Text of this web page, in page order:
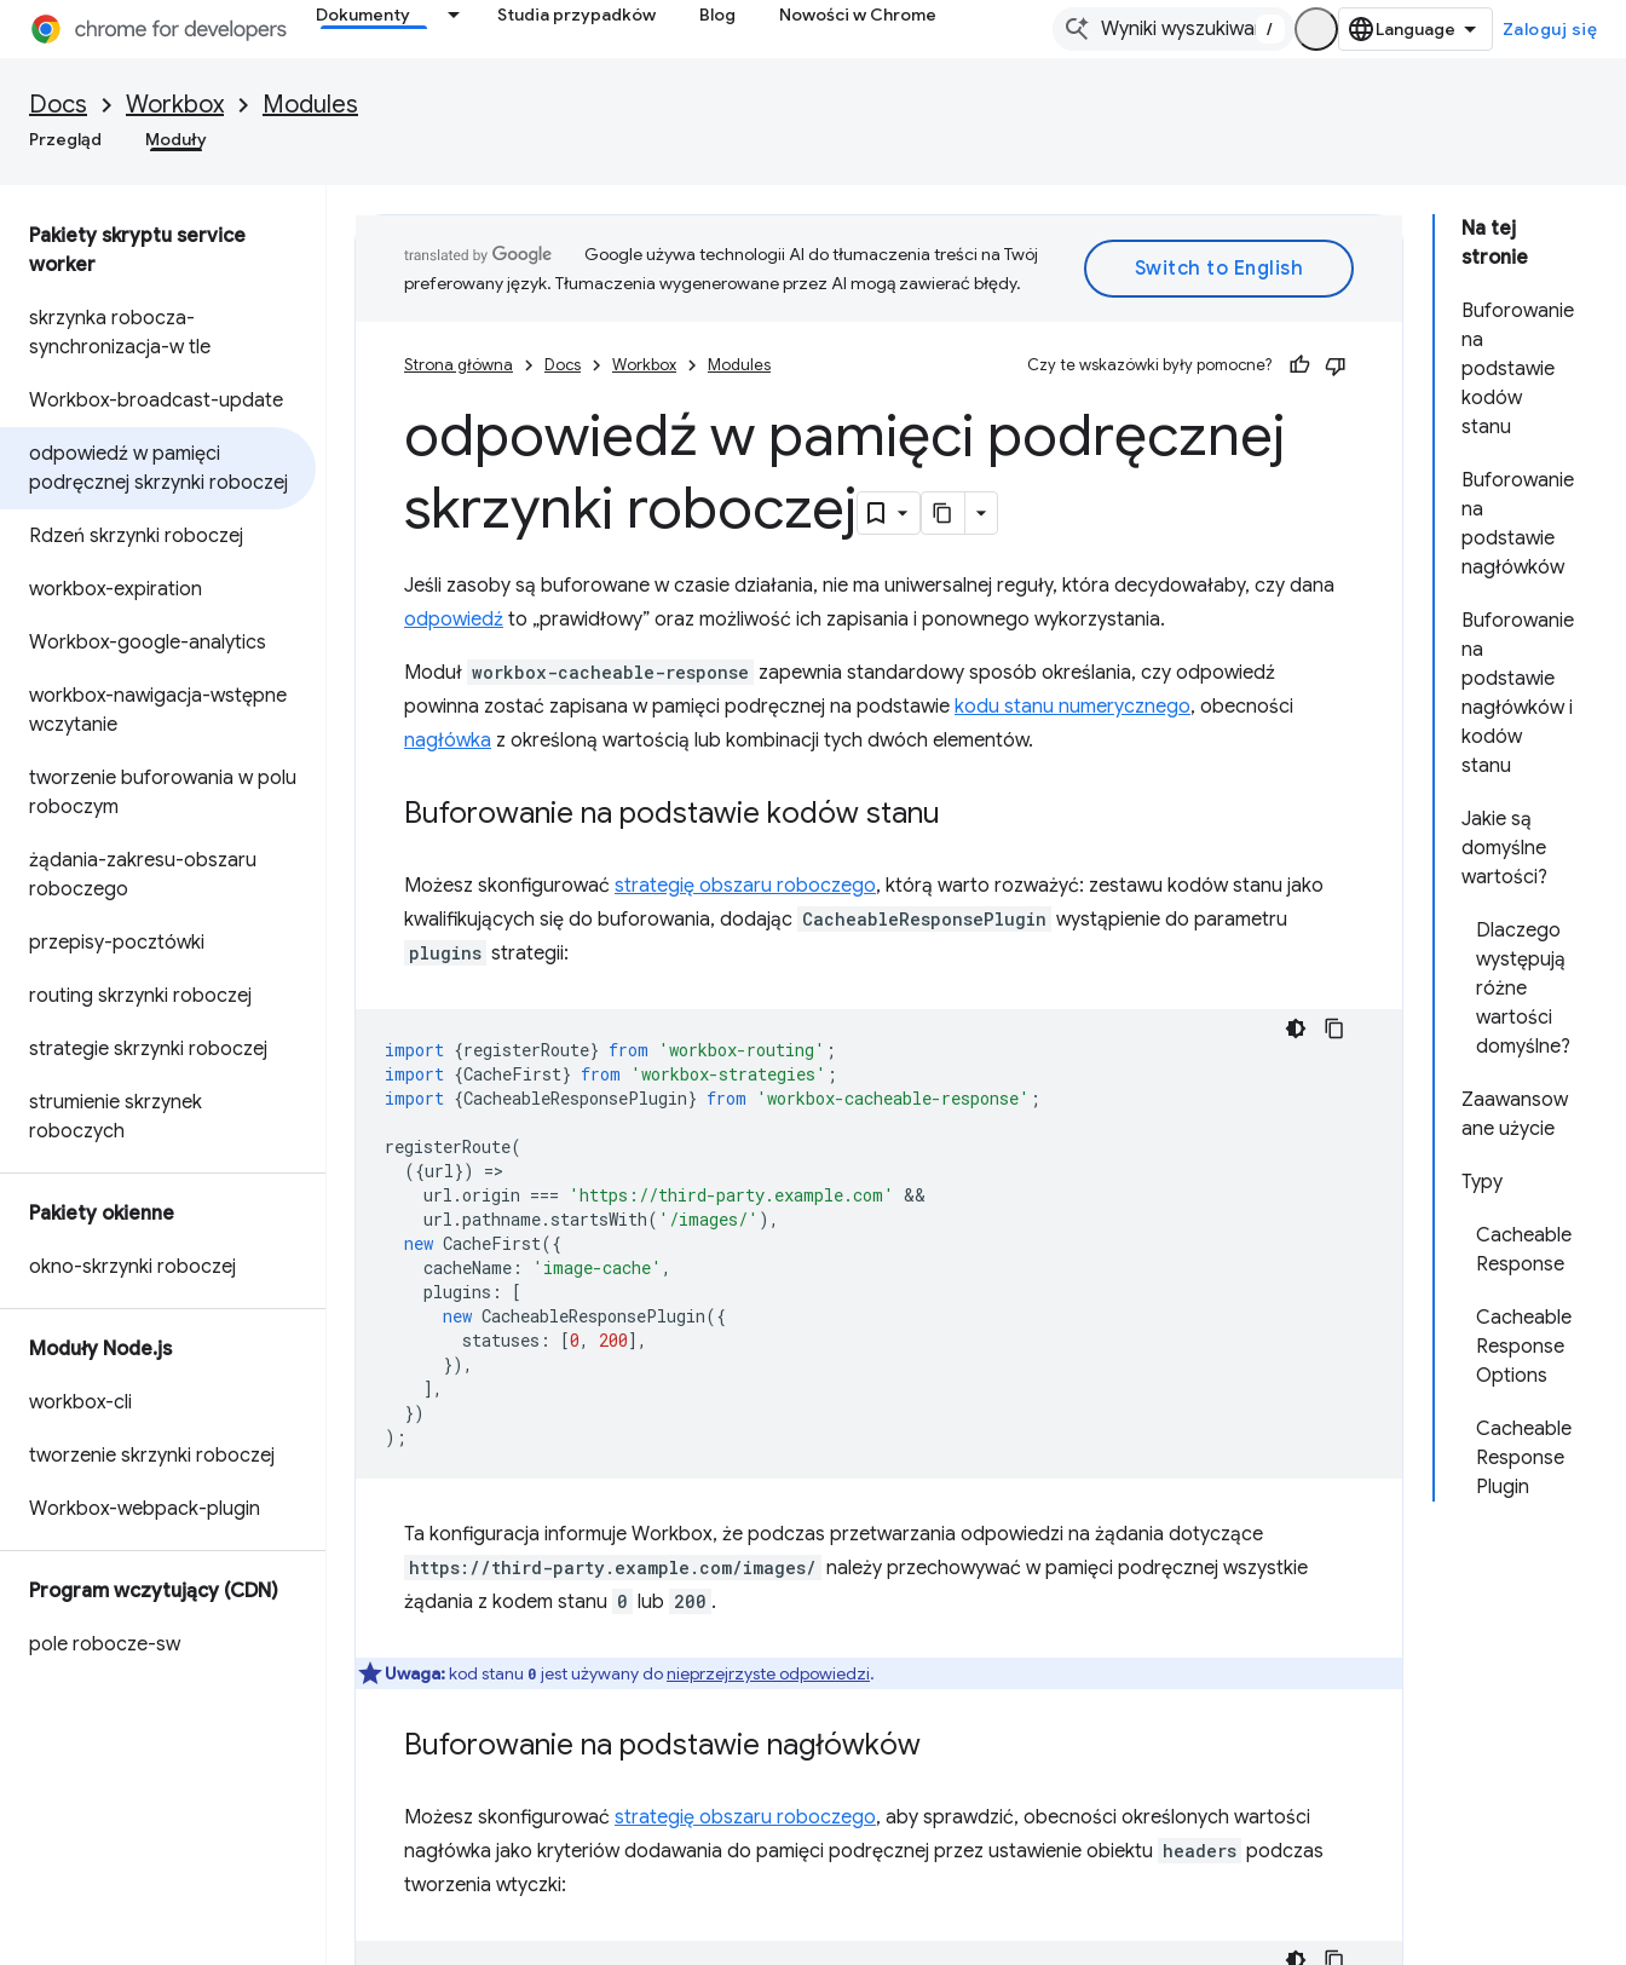
Dokumenty Studia przypadków Blog Nowości w Chrome
/ Zaloguj się
Docs Workbox Modules
Przegląd Moduły
Pakiety skryptu service
worker
skrzynka robocza-
synchronizacja-w tle
Workbox-broadcast-update
odpowiedź w pamięci
podręcznej skrzynki roboczej
Rdzeń skrzynki roboczej
workbox-expiration
Workbox-google-analytics
workbox-nawigacja-wstępne
wczytanie
tworzenie buforowania w polu
roboczym
żądania-zakresu-obszaru
roboczego
przepisy-pocztówki
routing skrzynki roboczej
strategie skrzynki roboczej
strumienie skrzynek
roboczych
Pakiety okienne
okno-skrzynki roboczej
Moduły Node.js
workbox-cli
tworzenie skrzynki roboczej
Workbox-webpack-plugin
Program wczytujący (CDN)
pole robocze-sw
Na tej
stronie
Buforowanie
na
podstawie
kodów
stanu
Buforowanie
na
podstawie
nagłówków
Buforowanie
na
podstawie
nagłówków i
kodów
stanu
Jakie są
domyślne
wartości?
Dlaczego
występują
różne
wartości
domyślne?
Zaawansow
ane użycie
Typy
Cacheable
Response
Cacheable
Response
Options
Cacheable
Response
Plugin
Google używa technologii AI do tłumaczenia treści na Twój
preferowany język. Tłumaczenia wygenerowane przez AI mogą zawierać błędy.
Strona główna Docs Workbox Modules Czy te wskazówki były pomocne?
odpowiedź w pamięci podręcznej
skrzynki roboczej
Jeśli zasoby są buforowane w czasie działania, nie ma uniwersalnej reguły, która decydowałaby, czy dana
odpowiedź to „prawidłowy” oraz możliwość ich zapisania i ponownego wykorzystania.
Moduł workbox-cacheable-response zapewnia standardowy sposób określania, czy odpowiedź
powinna zostać zapisana w pamięci podręcznej na podstawie kodu stanu numerycznego, obecności
nagłówka z określoną wartością lub kombinacji tych dwóch elementów.
Buforowanie na podstawie kodów stanu
Możesz skonfigurować strategię obszaru roboczego, którą warto rozważyć: zestawu kodów stanu jako
kwalifikujących się do buforowania, dodając CacheableResponsePlugin wystąpienie do parametru
plugins strategii:
import {registerRoute} from 'workbox-routing' ;
import {CacheFirst} from 'workbox-strategies' ;
import {CacheableResponsePlugin} from 'workbox-cacheable-response' ;
registerRoute(
({url}) =
url .origin === 'https://third-party.example.com'
url .pathname. startsWith( '/images/' ),
new CacheFirst({
cacheName : 'image-cache' ,
plugins :
[
new CacheableResponsePlugin({
statuses : [0, 200],
}),
],
})
);
Ta konfiguracja informuje Workbox, że podczas przetwarzania odpowiedzi na żądania dotyczące
https://third-party.example.com/images/ należy przechowywać w pamięci podręcznej wszystkie
żądania z kodem stanu 0 lub 200 .
Uwaga:kod stanu 0 jest używany donieprzejrzyste odpowiedzi.
Buforowanie na podstawie nagłówków
Możesz skonfigurować strategię obszaru roboczego, aby sprawdzić, obecności określonych wartości
nagłówka jako kryteriów dodawania do pamięci podręcznej przez ustawienie obiektu headers podczas
tworzenia wtyczki: